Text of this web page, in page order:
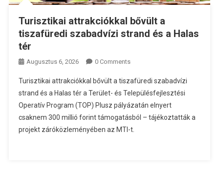
Turisztikai attrakciókkal bővült a
tiszafüredi szabadvízi strand és a Halas
tér
Augusztus 6, 2026 0 Comments
Turisztikai attrakciókkal bővült a tiszafüredi szabadvízi
strand és a Halas tér a Terület- és Településfejlesztési
Operatív Program (TOP) Plusz pályázatán elnyert
csaknem 300 millió forint támogatásból – tájékoztatták a
projekt záróközleményében az MTI-t.